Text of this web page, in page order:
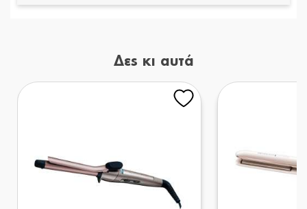
Δες κι αυτά